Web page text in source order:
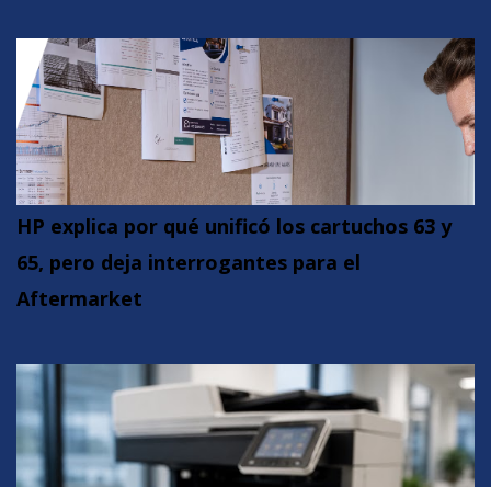
HP explica por qué unificó los cartuchos 63 y
65, pero deja interrogantes para el
Aftermarket